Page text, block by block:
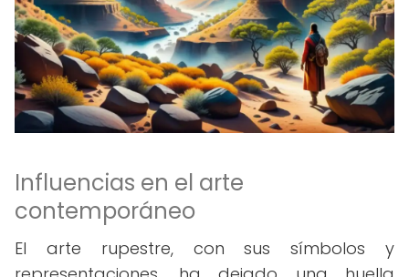
Influencias en el arte
contemporáneo
El arte rupestre, con sus símbolos y